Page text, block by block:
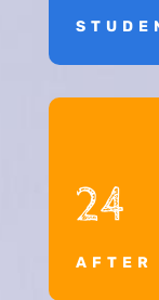
24
AFTER